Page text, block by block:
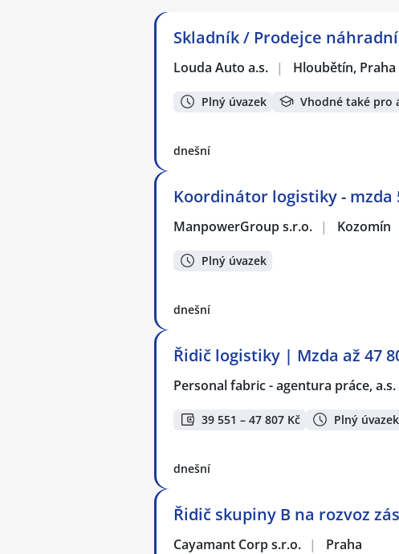
Skladník / Prodejce
Louda Auto a.s. | Hloubětín, Praha
Plný úvazek Vhodné také pro
dnešní
Koordinátor logistiky - mzda
ManpowerGroup s.r.o. | Kozomín
Plný úvazek
dnešní
Řidič logistiky | Mzda až 47
Personal fabric - agentura práce, a.s.
39 551 – 47 807 Kč Plný úvazek
dnešní
Řidič skupiny B na rozvoz
Cayamant Corp s.r.o. | Praha